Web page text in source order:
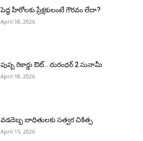
పెద్ద హీరోల‌కు ప్రేక్ష‌కులంటే గౌర‌వం లేదా?
April 18, 2026
పుష్ప రికార్డు ఔట్‌.. దురంధ‌ర్ 2 సునామీ
April 18, 2026
వడదెబ్బ బాధితులకు సత్వర చికిత్స
April 15, 2026